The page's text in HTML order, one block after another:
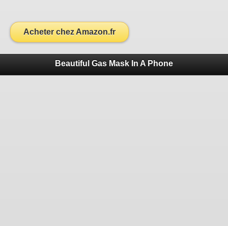
Acheter chez Amazon.fr
Beautiful Gas Mask In A Phone